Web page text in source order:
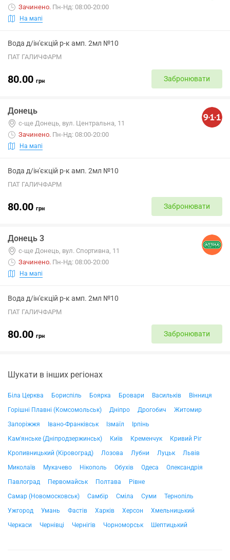
Зачинено. Пн-Нд: 08:00-20:00
На мапі
Вода д/ін'єкцій р-к амп. 2мл №10
ПАТ ГАЛИЧФАРМ
80.00 грн Забронювати
Донець
с-ще Донець, вул. Центральна, 11
Зачинено. Пн-Нд: 08:00-20:00
На мапі
Вода д/ін'єкцій р-к амп. 2мл №10
ПАТ ГАЛИЧФАРМ
80.00 грн Забронювати
Донець 3
с-ще Донець, вул. Спортивна, 11
Зачинено. Пн-Нд: 08:00-20:00
На мапі
Вода д/ін'єкцій р-к амп. 2мл №10
ПАТ ГАЛИЧФАРМ
80.00 грн Забронювати
Шукати в інших регіонах
Біла Церква Бориспіль Боярка Бровари Васильків
Вінниця
Горішні Плавні (Комсомольськ)
Дніпро Дрогобич
Житомир
Запоріжжя
Івано-Франківськ Ізмаїл
Ірпінь
Кам'янське (Дніпродзержинськ)
Київ Кременчук
Кривий Ріг
Кропивницький (Кіровоград)
Лозова Лубни Луцьк
Львів
Миколаїв
Мукачево Нікополь Обухів Одеса
Олександрія
Павлоград
Первомайськ Полтава
Рівне
Самар (Новомосковськ)
Самбір Сміла Суми
Тернопіль
Ужгород
Умань Фастів Харків Херсон
Хмельницький
Черкаси
Чернівці Чернігів Чорноморськ Шептицький